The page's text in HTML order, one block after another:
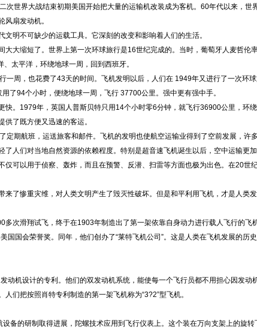
世界大战结束初期美国开始把大量的运输机改装成为客机。60年代以来，世
风扇发动机。
明不可缺少的运载工具。它深刻的改变和影响着人们的生活。
大缩短了。世界上第一次环球旅行是16世纪完成的。当时，葡萄牙人麦哲伦
太平洋，环绕地球一周，回到西班牙。
周，也花费了43天的时间。飞机发明以后，人们在 1949年又进行了一次环
了94个小时，便绕地球一周，飞行 37700公里。强中更有强中手。
。1979年，英国人普斯贝特只用14个小时零6分钟，就飞行36900公里，环
了既方便又迅速的客运。
期航班，运送旅客和邮件。飞机的发明也使航空运输业得到了空前发展，许
人们对当地自然资源的依赖程度。特别是超音速飞机诞生以后，空中运输更加
可以用于侦察、轰炸，而且在预警、反潜、扫雷等方面也极为出色。在20世
了惨重灾维，对人类文明产生了毁灭性破坏。但是和平利用飞机，才是人类
滑翔试飞，终于在1903年制造出了第一架依靠自身动力进行载人飞行的飞
国国会荣誉奖。同年，他们创办了“莱特飞机公司”。这是人类在飞机发展的历
机设计的专利。他们的双发动机系统，能使每一个飞行员都不用担心因发动
们把按照肖特专利制造的第一架飞机称为“3?2”型飞机。
的研制取得进展，陀螺技术应用到飞行仪表上。这个装在万向支架上的旋转